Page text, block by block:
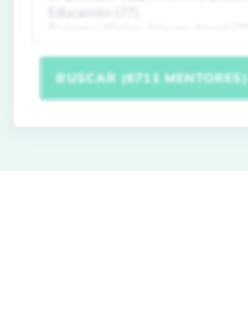
BUSCAR (6711 MENTORES)